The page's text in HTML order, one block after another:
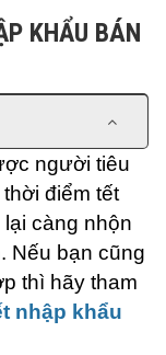
KHẨU BÁN
người tiêu
điểm tết
càng nhộn
Nếu bạn cũng
thì hãy tham
nhập khẩu